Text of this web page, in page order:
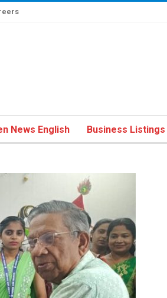
News English Business Listings